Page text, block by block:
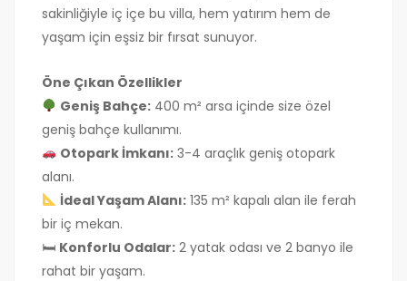
sakinliğiyle iç içe bu villa, hem yatırım hem de
yaşam için eşsiz bir fırsat sunuyor.
Öne Çıkan Özellikler
Geniş Bahçe:400 m² arsa içinde size özel
geniş bahçe kullanımı.
Otopark İmkanı:3-4 araçlık geniş otopark
alanı.
İdeal Yaşam Alanı:135 m² kapalı alan ile ferah
bir iç mekan.
🛏 Konforlu Odalar: 2 yatak odası ve 2 banyo ile
rahat bir yaşam.